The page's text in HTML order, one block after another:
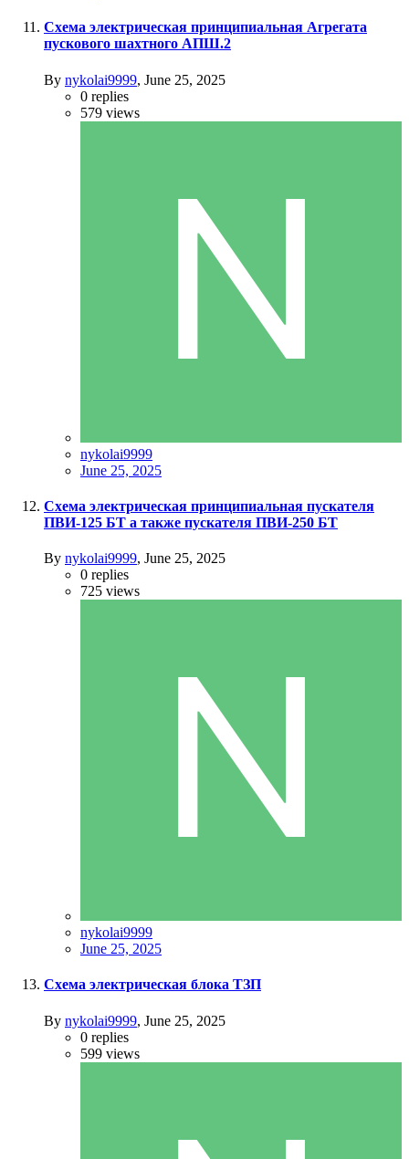
Схема электрическая принципиальная Агрегата
пускового шахтного АПШ.2
By nykolai9999, June 25, 2025
0 replies
579 views
nykolai9999
June 25, 2025
Схема электрическая принципиальная пускателя
ПВИ-125 БТ а также пускателя ПВИ-250 БТ
By nykolai9999, June 25, 2025
0 replies
725 views
nykolai9999
June 25, 2025
Схема электрическая блока ТЗП
By nykolai9999, June 25, 2025
0 replies
599 views